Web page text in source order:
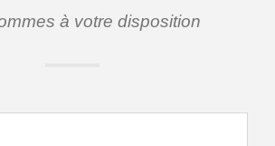
à votre disposition